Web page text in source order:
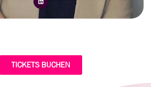
TICKETS BUCHEN